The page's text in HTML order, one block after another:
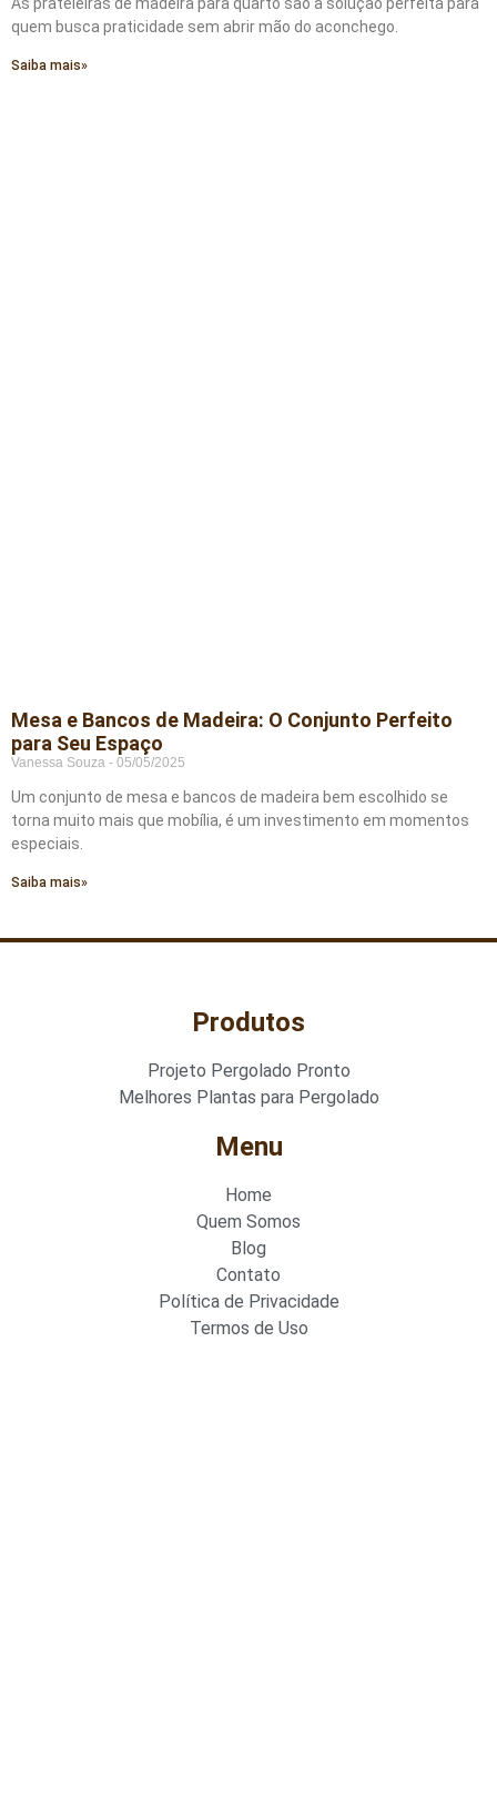
As prateleiras de madeira para quarto são a solução perfeita para
quem busca praticidade sem abrir mão do aconchego.
Saiba mais»
Mesa e Bancos de Madeira: O Conjunto Perfeito
para Seu Espaço
Vanessa Souza 05/05/2025
Um conjunto de mesa e bancos de madeira bem escolhido se
torna muito mais que mobília, é um investimento em momentos
especiais.
Saiba mais»
Produtos
Projeto Pergolado Pronto
Melhores Plantas para Pergolado
Menu
Home
Quem Somos
Blog
Contato
Política de Privacidade
Termos de Uso